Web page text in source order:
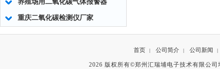
养殖场用二氧化碳气体报警器
重庆二氧化碳检测仪厂家
首页 | 公司简介 | 公司新闻 |
2026 版权所有©郑州汇瑞埔电子技术有限公